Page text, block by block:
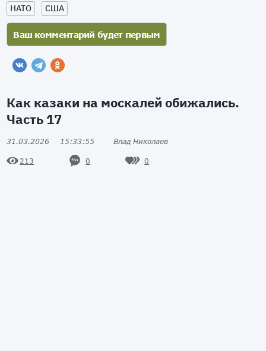
НАТО США
Как казаки на москалей обижались.
Часть 17
31.03.2026 15:33:55 Влад Николаев
213 0 0